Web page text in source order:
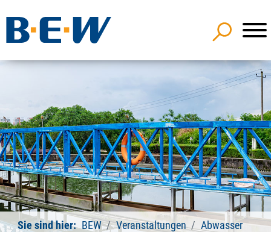
Sie sind hier: BEW Veranstaltungen
Abwasser